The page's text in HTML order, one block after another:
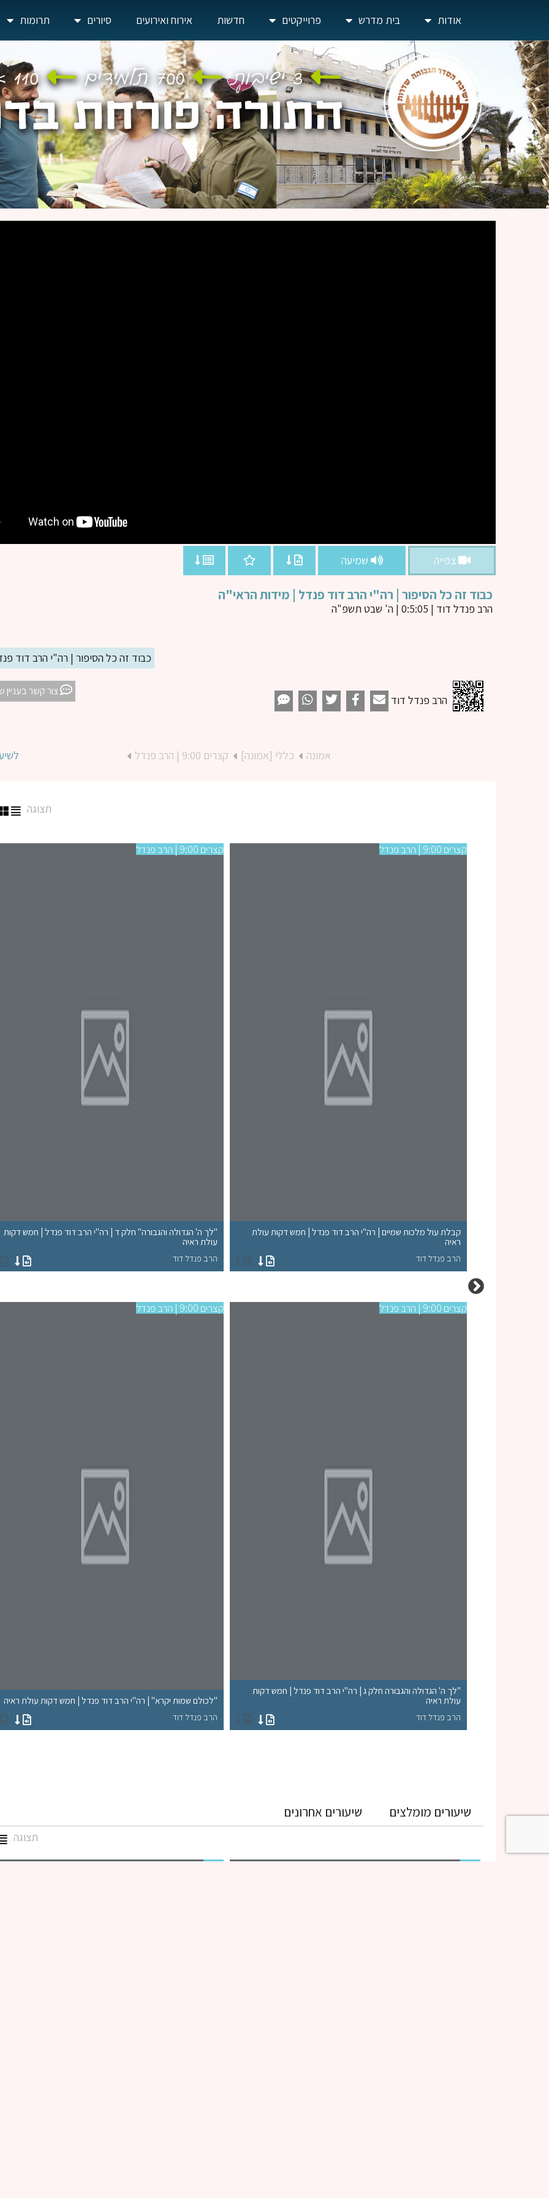
אודות בית מדרש פרוייקטים חדשות אירוח ואירועים סיורים תרומות
צפייה שמיעה
כבוד זה כל הסיפור | רה"י הרב דוד פנדל | מידות הראי"ה
הרב פנדל דוד | 0:5:05 | ה' שבט תשפ"ה
כבוד זה כל הסיפור | רה"י הרב דוד
הרב פנדל דוד
צור קשר בעניין
אמונה כללי [אמונה] קצרים 9:00 | הרב פנדל
תצוגה
קצרים 9:00 | הרב פנדל
קבלת עול מלכות שמיים | רה"י הרב דוד פנדל | חמש דקות עולת
ראיה
הרב פנדל דוד
קצרים 9:00 | הרב פנדל
"לך ה' הגדולה והגבורה" חלק ד | רה"י הרב דוד פנדל | חמש דקות
עולת ראיה
הרב פנדל דוד
קצרים 9:00 | הרב פנדל
"לך ה' הגדולה והגבורה חלק ג | רה"י הרב דוד פנדל | חמש דקות
עולת ראיה
הרב פנדל דוד
קצרים 9:00 | הרב פנדל
"לכולם שמות יקרא" | רה"י הרב דוד פנדל | חמש דקות עולת ראיה
הרב פנדל דוד
שיעורים מומלצים שיעורים אחרונים
תצוגה
גמרא גמרא